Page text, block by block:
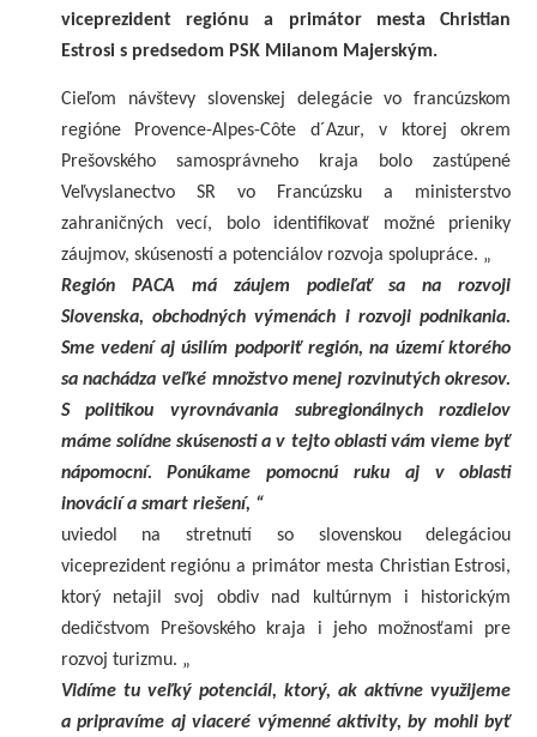
viceprezident regiónu a primátor mesta Christian
Estrosi s predsedom PSK Milanom Majerským.
Cieľom návštevy slovenskej delegácie vo francúzskom
regióne Provence-Alpes-Côte d´Azur, v ktorej okrem
Prešovského samosprávneho kraja bolo zastúpené
Veľvyslanectvo SR vo Francúzsku a ministerstvo
zahraničných vecí, bolo identifikovať možné prieniky
záujmov, skúseností a potenciálov rozvoja spolupráce. „
Región PACA má záujem podieľať sa na rozvoji
Slovenska, obchodných výmenách i rozvoji podnikania.
Sme vedení aj úsilím podporiť región, na území ktorého
sa nachádza veľké množstvo menej rozvinutých okresov.
S politikou vyrovnávania subregionálnych rozdielov
máme solídne skúsenosti a v tejto oblasti vám vieme byť
nápomocní. Ponúkame pomocnú ruku aj v oblasti
inovácií a smart riešení, “
uviedol na stretnutí so slovenskou delegáciou
viceprezident regiónu a primátor mesta Christian Estrosi,
ktorý netajil svoj obdiv nad kultúrnym i historickým
dedičstvom Prešovského kraja i jeho možnosťami pre
rozvoj turizmu. „
Vidíme tu veľký potenciál, ktorý, ak aktívne využijeme
a pripravíme aj viaceré výmenné aktivity, by mohli byť